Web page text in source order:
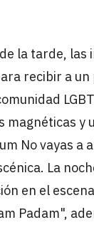
la tarde,
recibir a
y
No vayas
La
en el
Padam",